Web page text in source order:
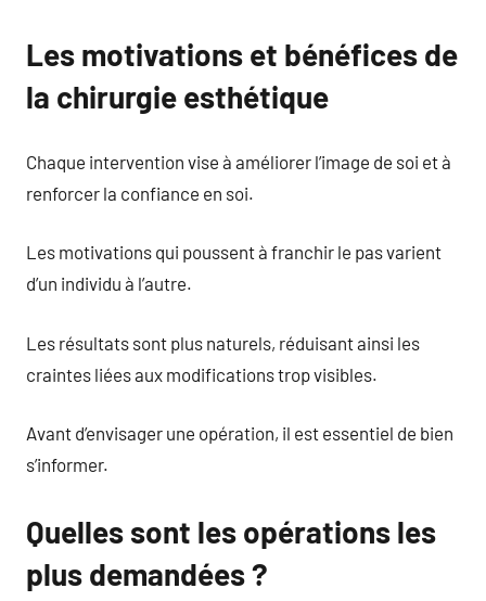
Les motivations et bénéfices de
la chirurgie esthétique
Chaque intervention vise à améliorer l’image de soi et à
renforcer la confiance en soi.
Les motivations qui poussent à franchir le pas varient
d’un individu à l’autre.
Les résultats sont plus naturels, réduisant ainsi les
craintes liées aux modifications trop visibles.
Avant d’envisager une opération, il est essentiel de bien
s’informer.
Quelles sont les opérations les
plus demandées ?